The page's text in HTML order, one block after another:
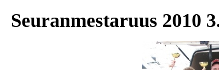
Seuranmestaruus 2010